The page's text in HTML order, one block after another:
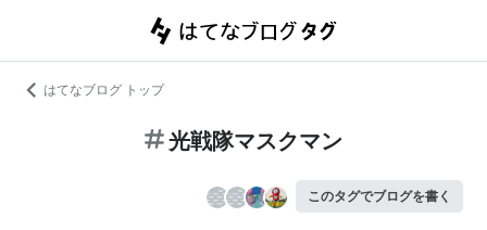
はてなブログ トップ
光戦隊マスクマン
このタグでブログを書く